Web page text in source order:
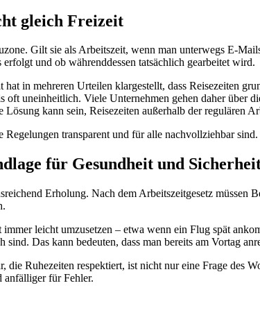
gleich Freizeit
Gilt sie als Arbeitszeit, wenn man unterwegs E-
und ob währenddessen tatsächlich gearbeitet wird.
hat in mehreren Urteilen klargestellt, dass Reisezeiten
oft uneinheitlich. Viele Unternehmen gehen daher über
kann sein, Reisezeiten außerhalb der regulären
Regelungen transparent und für alle nachvollziehbar
für Gesundheit und
Erholung. Nach dem Arbeitszeitgesetz müssen
leicht umzusetzen – etwa wenn ein Flug spät
sind. Das kann bedeuten, dass man bereits am Vortag
die Ruhezeiten respektiert, ist nicht nur eine Frage des
anfälliger für Fehler.